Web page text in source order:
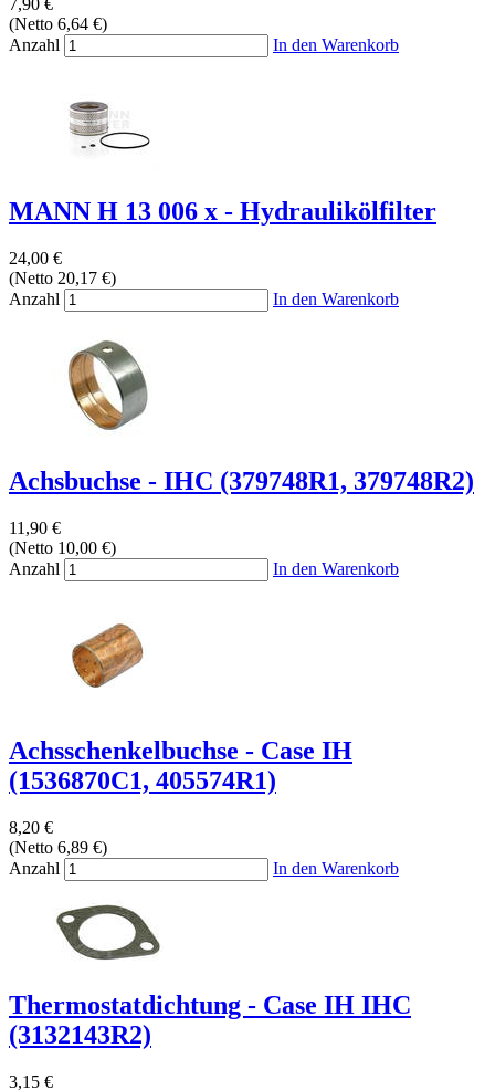
7,90 €
(Netto 6,64 €)
Anzahl
In den Warenkorb
MANN H 13 006 x - Hydraulikölfilter
24,00 €
(Netto 20,17 €)
Anzahl
In den Warenkorb
Achsbuchse - IHC (379748R1, 379748R2)
11,90 €
(Netto 10,00 €)
Anzahl
In den Warenkorb
Achsschenkelbuchse - Case IH
(1536870C1, 405574R1)
8,20 €
(Netto 6,89 €)
Anzahl
In den Warenkorb
Thermostatdichtung - Case IH IHC
(3132143R2)
3,15 €